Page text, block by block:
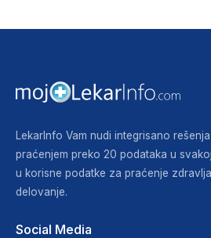
LekarInfo Vam nudi integrisano
praćenjem preko 20 podataka u
u korisne podatke za praćenje
delovanje.
Social Media